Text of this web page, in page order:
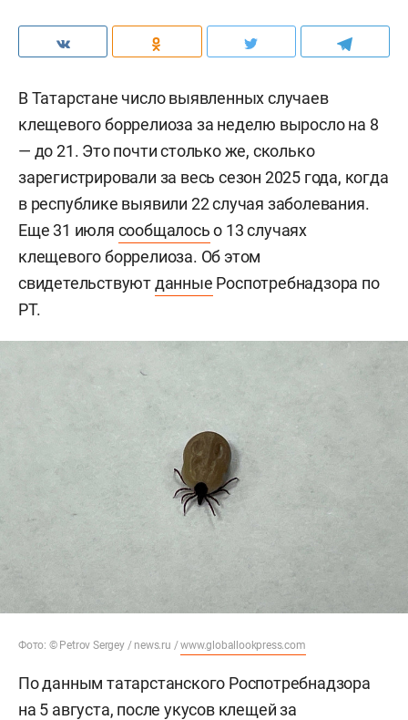
В Татарстане число выявленных случаев
клещевого боррелиоза за неделю выросло на 8
— до 21. Это почти столько же, сколько
зарегистрировали за весь сезон 2025 года, когда
в республике выявили 22 случая заболевания.
Еще 31 июля сообщалосьо 13 случаях
клещевого боррелиоза. Об этом
свидетельствуютданные Роспотребнадзора по
РТ.
Фото: © Petrov Sergey / news.ru /www.globallookpress.com
По данным татарстанского Роспотребнадзора
на 5 августа, после укусов клещей за